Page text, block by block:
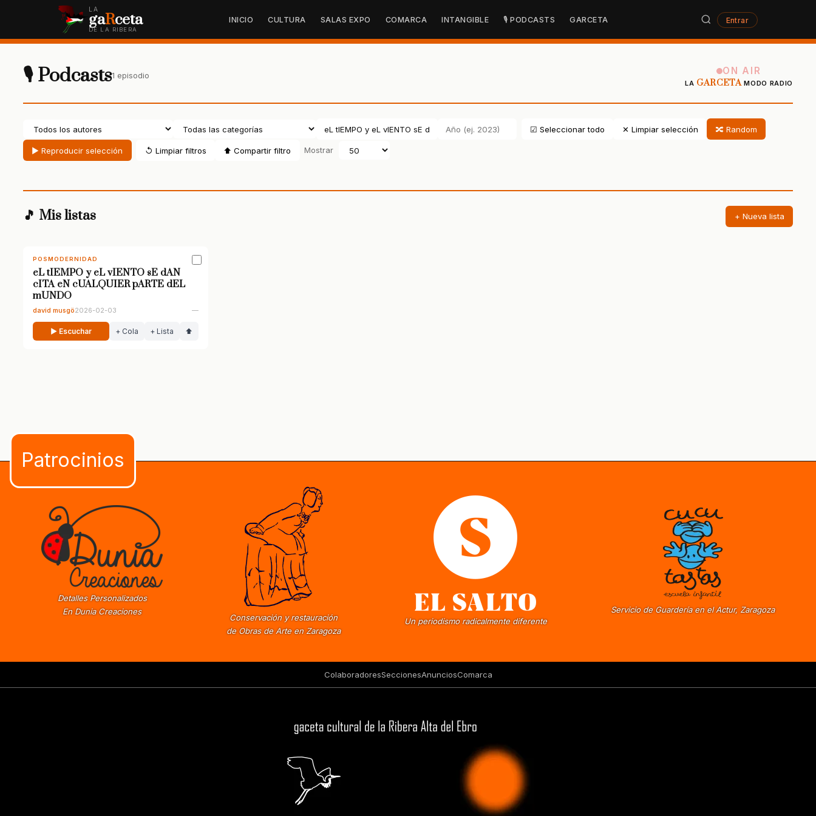
LA
gaRceta
DE LA RIBERA
INICIO CULTURA SALAS EXPO COMARCA INTANGIBLE 🎙 PODCASTS GARCETA Entrar
🎙 Podcasts1 episodio ON AIR
LA GARCETAMODO RADIO
☑ Seleccionar todo ✕ Limpiar selección 🔀 Random
▶ Reproducir selección ↺ Limpiar filtros ⬆ Compartir filtro Mostrar
🎵 Mis listas + Nueva lista
POSMODERNIDAD
eL tIEMPO y eL vIENTO sE dAN
cITA eN cUALQUIER pARTE dEL
mUNDO
david musgö2026-02-03 —
▶ Escuchar + Cola + Lista ⬆
Detalles Personalizados
En Dunia Creaciones
Conservación y restauración
de Obras de Arte en Zaragoza
Un periodismo radicalmente diferente
Servicio de Guardería en el Actur, Zaragoza
ColaboradoresSeccionesAnunciosComarca